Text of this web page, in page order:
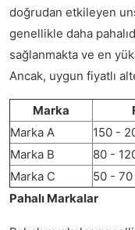
doğrudan etkileyen
genellikle daha
sağlanmakta ve en
Ancak, uygun fiyatlı
Marka
Marka A
150 -
Marka B
80 -
Marka C
50 - 70
Pahalı Markalar